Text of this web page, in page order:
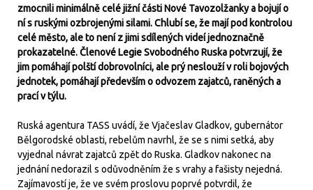
zmocnili minimálně celé jižní části Nové Tavozolžanky a bojují o
ní s ruskými ozbrojenými silami. Chlubí se, že mají pod kontrolou
celé město, ale to není z jimi sdílených videí jednoznačně
prokazatelné. Členové Legie Svobodného Ruska potvrzují, že
jim pomáhají polští dobrovolníci, ale prý neslouží v roli bojových
jednotek, pomáhají především o odvozem zajatců, raněných a
prací v týlu.
Ruská agentura TASS uvádí, že Vjačeslav Gladkov, gubernátor
Bělgorodské oblasti, rebelům navrhl, že se s nimi setká, aby
vyjednal návrat zajatců zpět do Ruska. Gladkov nakonec na
jednání nedorazil s odůvodněním že s vrahy a fašisty nejedná.
Zajímavostí je, že ve svém proslovu poprvé potvrdil, že